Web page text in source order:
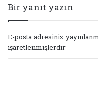
Bir yanıt yazın
E-posta adresiniz
işaretlenmişlerdir